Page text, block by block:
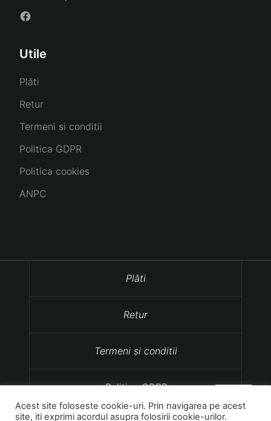
Utile
Plăti
Retur
Termeni si conditii
Politica GDPR
Politica cookies
ANPC
Plăti
Retur
Termeni si conditii
Politica GDPR
Acest site foloseste cookie-uri. Prin navigarea pe acest
site, iti exprimi acordul asupra folosirii cookie-urilor.